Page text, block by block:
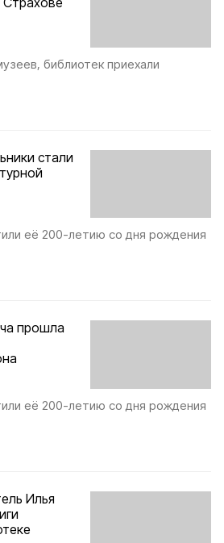
библиотек приехали
стали
её 200-летию со дня рождения
прошла
её 200-летию со дня рождения
Илья